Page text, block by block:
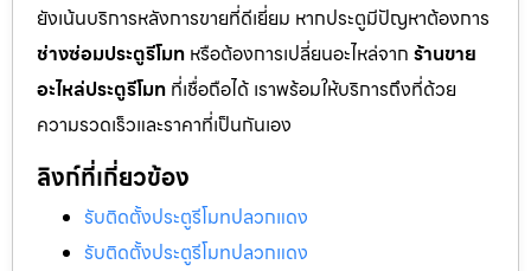
ยังเน้นบริการหลังการขายที่ดีเยี่ยม หากประตูมีปัญหาต้องการ
ช่างซ่อมประตูรีโมท หรือต้องการเปลี่ยนอะไหล่จาก ร้านขาย
อะไหล่ประตูรีโมท ที่เชื่อถือได้ เราพร้อมให้บริการถึงที่ด้วย
ความรวดเร็วและราคาที่เป็นกันเอง
ลิงก์ที่เกี่ยวข้อง
รับติดตั้งประตูรีโมทปลวกแดง
รับติดตั้งประตูรีโมทปลวกแดง